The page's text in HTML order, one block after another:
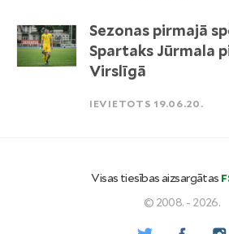
Sezonas pirmajā
Spartaks Jūrmala
Virslīgā
IEVIETOTS 19.06.20.
Visas tiesības aizsargātas
© 2008. - 2026.